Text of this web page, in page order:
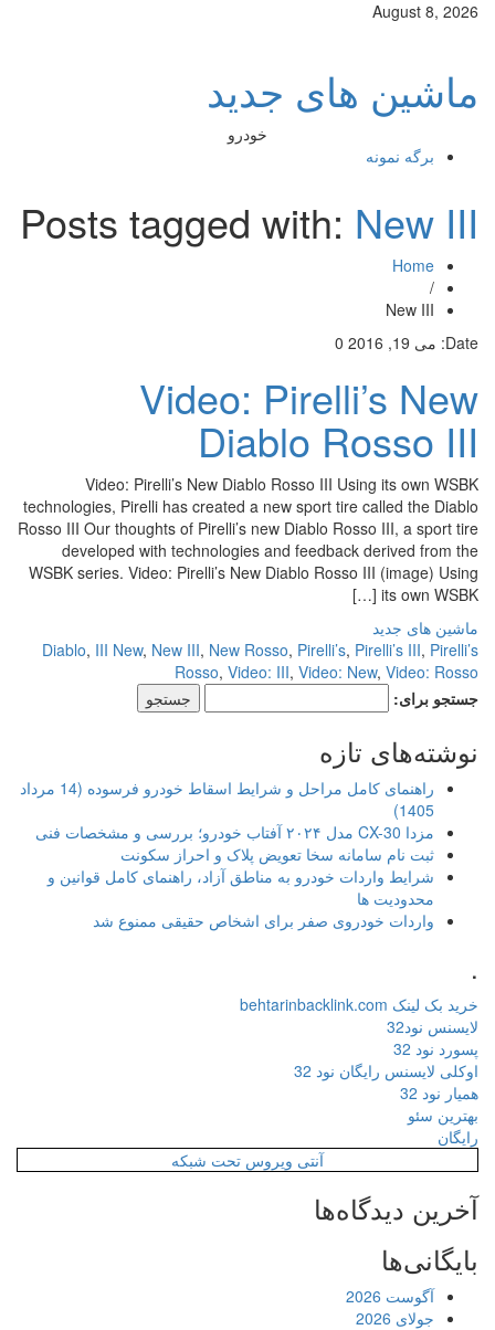
August 8, 2026
ماشین های جدید
خودرو
برگه نمونه
Posts tagged with:New III
Home
/
New III
Date: می 19, 2016 0
Video: Pirelli’s New
Diablo Rosso III
Video: Pirelli’s New Diablo Rosso III Using its own WSBK
technologies, Pirelli has created a new sport tire called the Diablo
Rosso III Our thoughts of Pirelli’s new Diablo Rosso III, a sport tire
developed with technologies and feedback derived from the
WSBK series. Video: Pirelli’s New Diablo Rosso III (image) Using
its own WSBK […]
ماشین های جدید
Diablo, III New,New III,New Rosso,Pirelli’s,Pirelli’s III,Pirelli’s
Rosso,Video: III,Video: New,Video: Rosso
جستجو برای:
نوشته‌های تازه
راهنمای کامل مراحل و شرایط اسقاط خودرو فرسوده (14 مرداد
1405)
مزدا CX-30 مدل ۲۰۲۴ آفتاب خودرو؛ بررسی و مشخصات فنی
ثبت نام سامانه سخا تعویض پلاک و احراز سکونت
شرایط واردات خودرو به مناطق آزاد، راهنمای کامل قوانین و
محدودیت ها
واردات خودروی صفر برای اشخاص حقیقی ممنوع شد
خرید بک لینک behtarinbacklink.com
لایسنس نود32
پسورد نود 32
اوکلی لایسنس رایگان نود 32
همیار نود 32
بهترین سئو
رایگان
آنتی ویروس تحت شبکه
آخرین دیدگاه‌ها
بایگانی‌ها
آگوست 2026
جولای 2026